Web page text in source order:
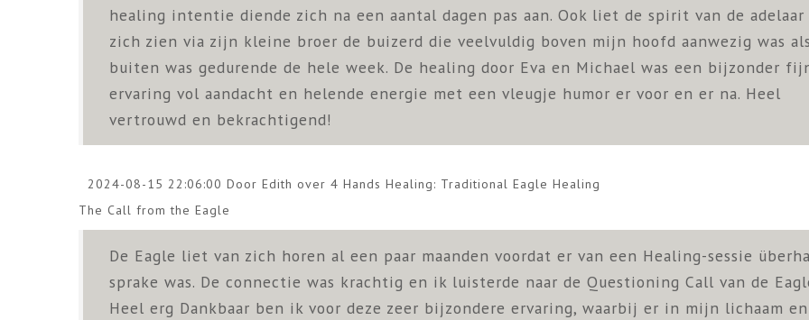
healing intentie diende zich na een aantal dagen pas aan. Ook liet de spirit van de adelaar
zich zien via zijn kleine broer de buizerd die veelvuldig boven mijn hoofd aanwezig was
buiten was gedurende de hele week. De healing door Eva en Michael was een bijzonder
ervaring vol aandacht en helende energie met een vleugje humor er voor en er na. Heel
vertrouwd en bekrachtigend!
2024-08-15 22:06:00 Door Edith over 4 Hands Healing: Traditional Eagle Healing
The Call from the Eagle
De Eagle liet van zich horen al een paar maanden voordat er van een Healing-sessie
sprake was. De connectie was krachtig en ik luisterde naar de Questioning Call van de
Heel erg Dankbaar ben ik voor deze zeer bijzondere ervaring, waarbij er in mijn lichaam en